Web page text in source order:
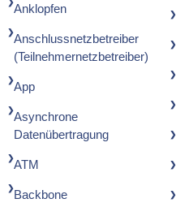
Anklopfen
Anschlussnetzbetreiber
(Teilnehmernetzbetreiber)
App
Asynchrone
Datenübertragung
ATM
Backbone